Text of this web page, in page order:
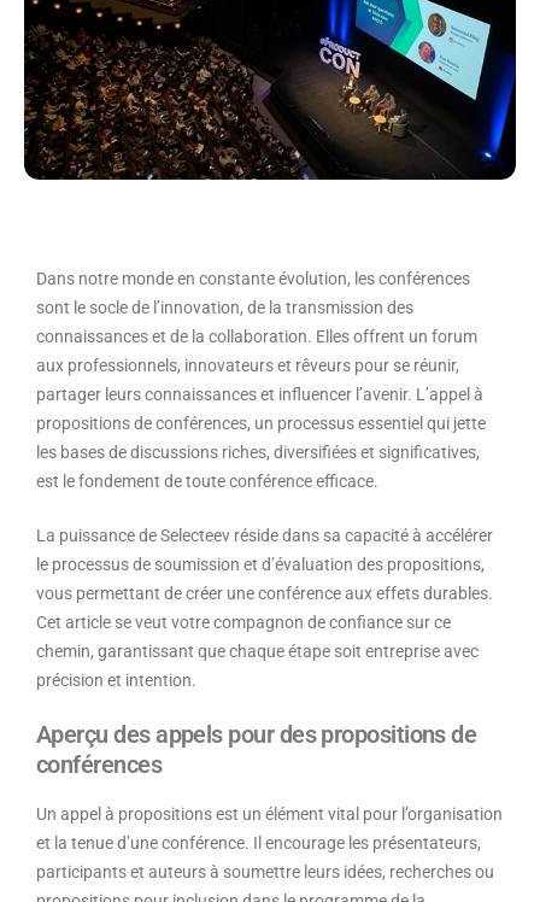
Dans notre monde en constante évolution, les conférences
sont le socle de l’innovation, de la transmission des
connaissances et de la collaboration. Elles offrent un forum
aux professionnels, innovateurs et rêveurs pour se réunir,
partager leurs connaissances et influencer l’avenir. L’appel à
propositions de conférences, un processus essentiel qui jette
les bases de discussions riches, diversifiées et significatives,
est le fondement de toute conférence efficace.
La puissance de Selecteev réside dans sa capacité à accélérer
le processus de soumission et d’évaluation des propositions,
vous permettant de créer une conférence aux effets durables.
Cet article se veut votre compagnon de confiance sur ce
chemin, garantissant que chaque étape soit entreprise avec
précision et intention.
Aperçu des appels pour des propositions de
conférences
Un appel à propositions est un élément vital pour l’organisation
et la tenue d’une conférence. Il encourage les présentateurs,
participants et auteurs à soumettre leurs idées, recherches ou